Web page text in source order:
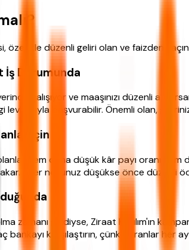
özellikle düzenli geliri olan ve faizden
İş Durumunda
çalışıyor ve maaşınızı düzenli
levhasıyla başvurabilir. Önemli olan,
İçin
hem daha düşük kâr payı oranı hem
Eğer notunuz düşükse önce düzenli
zamanı geldiyse, Ziraat Katılım'ın
karşılaştırın, çünkü oranlar her